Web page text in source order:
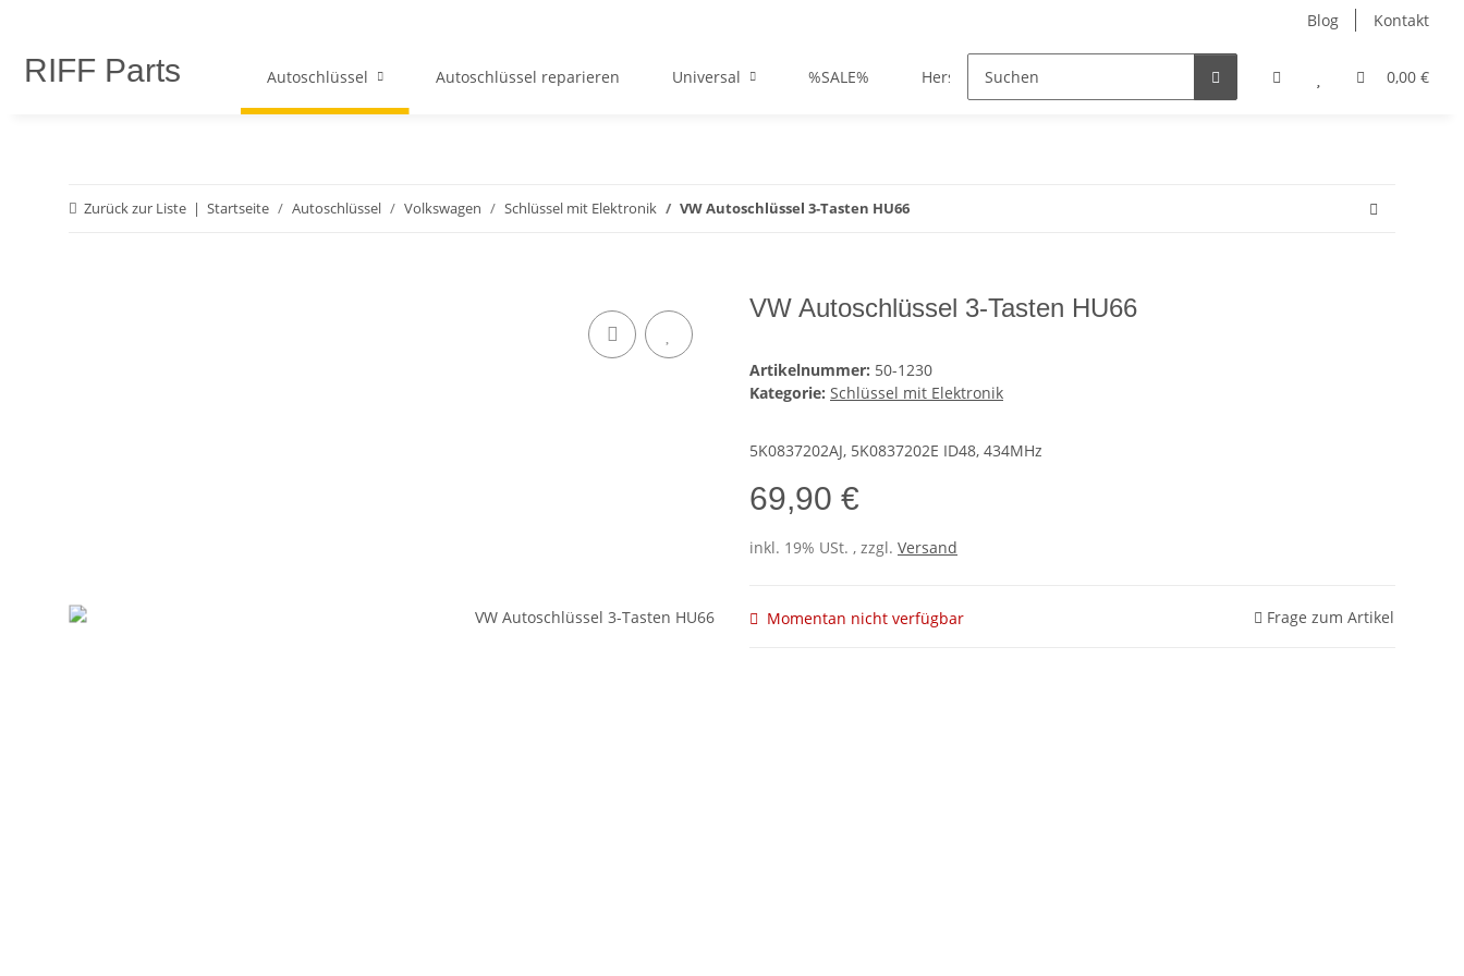
Blog Kontakt
RIFF Parts 0,00 €
Autoschlüssel Autoschlüssel reparieren Universal %SALE% Hersteller
Zurück zur Liste Startseite Autoschlüssel Volkswagen Schlüssel mit Elektronik VW Autoschlüssel 3-Tasten HU66
VW Autoschlüssel 3-Tasten HU66
Artikelnummer: 50-1230
Kategorie: Schlüssel mit Elektronik
5K0837202AJ, 5K0837202E ID48, 434MHz
69,90 €
inkl. 19% USt. , zzgl. Versand
Momentan nicht verfügbar Frage zum Artikel